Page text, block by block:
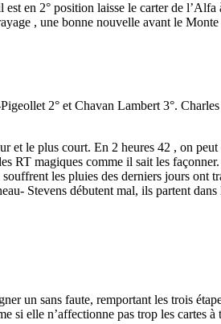
en 2° position laisse le carter de
, une bonne nouvelle avant le
2° et Chavan Lambert 3°.
le plus court. En 2 heures 42 , on
magiques comme il sait les
les pluies des derniers jours ont
Stevens débutent mal, ils partent dans
un sans faute, remportant les trois
elle n’affectionne pas trop les cartes